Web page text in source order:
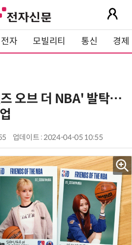
전자 모빌리티 통신 경제
오브 더 NBA' 발탁…
업데이트 : 2024-04-05 10:55